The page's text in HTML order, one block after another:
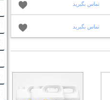
تماس بگیرید
تماس بگیرید